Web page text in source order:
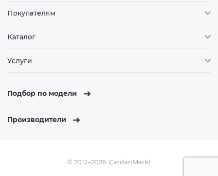
Покупателям
Каталог
Услуги
Подбор по модели
Производители
© 2012–2026. CardanMarkt